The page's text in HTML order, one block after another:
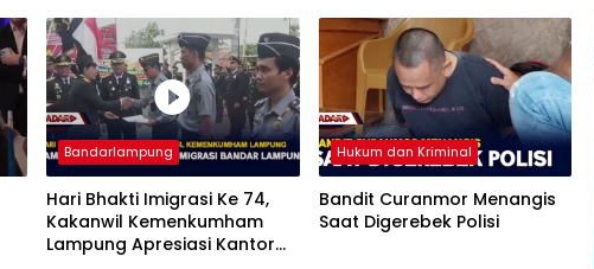
Bandarlampung
Hari Bhakti Imigrasi Ke 74,
Kakanwil Kemenkumham
Lampung Apresiasi Kantor
Hukum dan Kriminal
Bandit Curanmor Menangis
Saat Digerebek Polisi